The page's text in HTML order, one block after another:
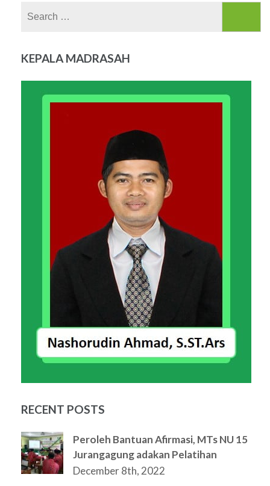
KEPALA MADRASAH
RECENT POSTS
Peroleh Bantuan Afirmasi, MTs NU 15
Jurangagung adakan Pelatihan
December 8th, 2022